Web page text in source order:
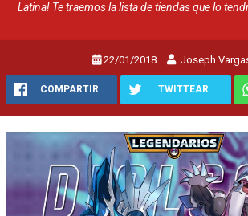
Latina! Te traemos la lista de tiendas que lo
22/01/2018 Joseph
COMPARTIR TWITTEAR